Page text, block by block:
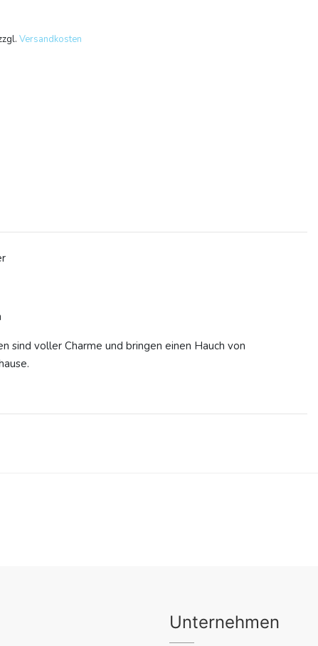
Versandkosten
sind voller Charme und bringen einen Hauch von
Unternehmen